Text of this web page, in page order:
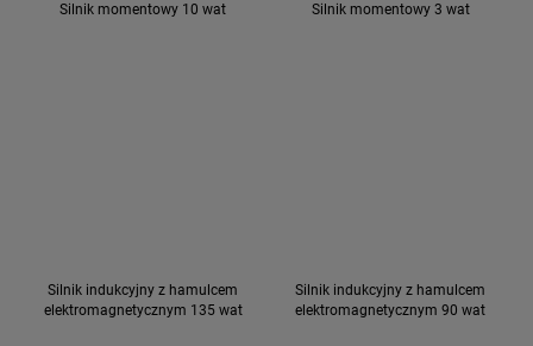
Silnik momentowy 10 wat Silnik momentowy 3 wat
Silnik indukcyjny z hamulcem
elektromagnetycznym 135 wat
Silnik indukcyjny z hamulcem
elektromagnetycznym 90 wat